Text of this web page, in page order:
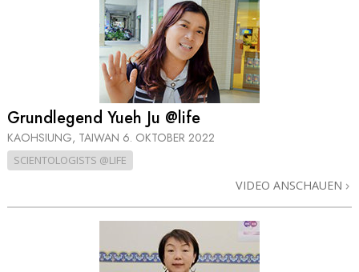
Grundlegend Yueh Ju @life
KAOHSIUNG, TAIWAN 6. OKTOBER 2022
SCIENTOLOGISTS @LIFE
VIDEO ANSCHAUEN